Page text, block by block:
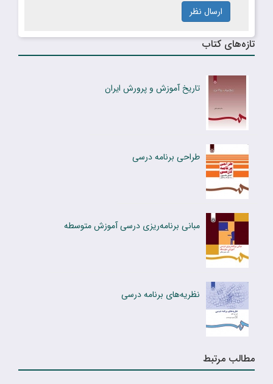
ارسال نظر
تازه‌های کتاب
تاریخ آموزش و پرورش ایران
طراحی برنامه درسی
مبانی برنامه‌ریزی درسی آموزش متوسطه
نظریه‌های برنامه درسی
مطالب مرتبط